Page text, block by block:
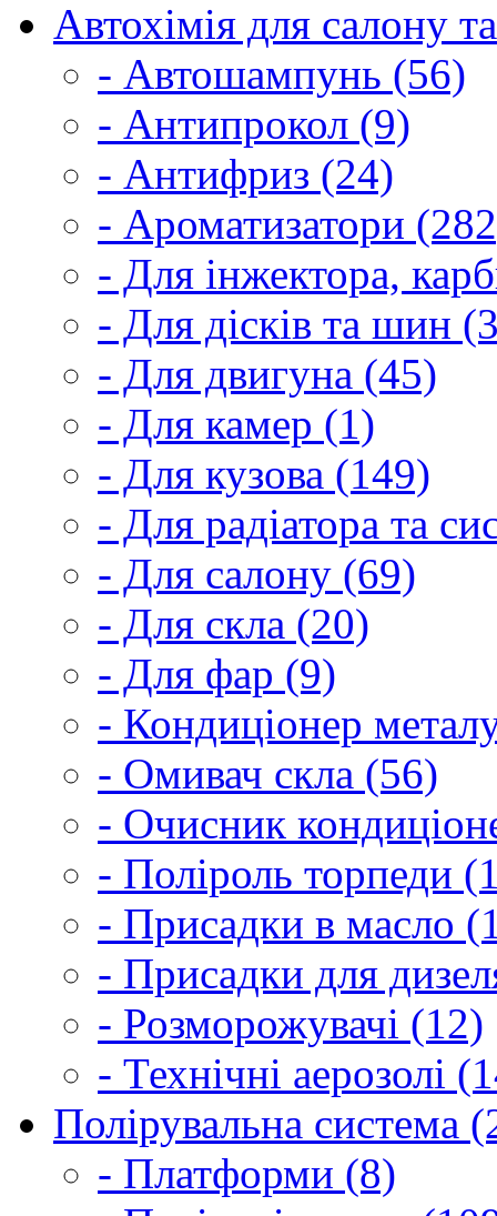
Автохімія для салону
- Автошампунь (56)
- Антипрокол (9)
- Антифриз (24)
- Ароматизатори
- Для інжектора,
- Для дісків та шин
- Для двигуна (45)
- Для камер (1)
- Для кузова (149)
- Для радіатора та
- Для салону (69)
- Для скла (20)
- Для фар (9)
- Кондиціонер
- Омивач скла (56)
- Очисник
- Поліроль торпеди
- Присадки в масло
- Присадки для
- Розморожувачі (12)
- Технічні аерозолі
Полірувальна система
- Платформи (8)